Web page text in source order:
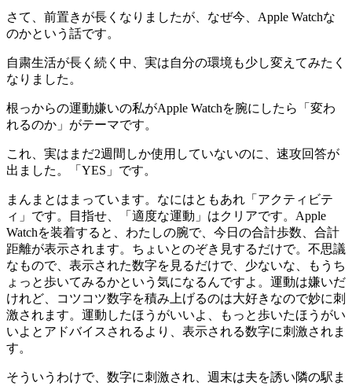
さて、前置きが長くなりましたが、なぜ今、Apple Watchな
のかという話です。
自粛生活が長く続く中、実は自分の環境も少し変えてみたく
なりました。
根っからの運動嫌いの私がApple Watchを腕にしたら「変わ
れるのか」がテーマです。
これ、実はまだ2週間しか使用していないのに、速攻回答が
出ました。「YES」です。
まんまとはまっています。なにはともあれ「アクティビテ
ィ」です。目指せ、「適度な運動」はクリアです。Apple
Watchを装着すると、わたしの腕で、今日の合計歩数、合計
距離が表示されます。ちょいとのぞき見するだけで。不思議
なもので、表示された数字を見るだけで、少ないな、もうち
ょっと歩いてみるかという気になるんですよ。運動は嫌いだ
けれど、コツコツ数字を積み上げるのは大好きなので妙に刺
激されます。運動したほうがいいよ、もっと歩いたほうがい
いよとアドバイスされるより、表示される数字に刺激されま
す。
そういうわけで、数字に刺激され、週末は夫を誘い隣の駅ま